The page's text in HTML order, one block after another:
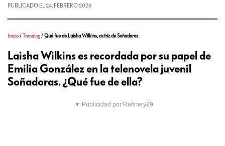
PUBLICADO EL 24, FEBRERO 2026
Inicio /Trending /Qué fue de Laisha Wilkins, actriz de Soñadoras
Laisha Wilkins es recordada por su papel de
Emilia González en la telenovela juvenil
Soñadoras. ¿Qué fue de ella?
▼ Publicidad por Refinery89